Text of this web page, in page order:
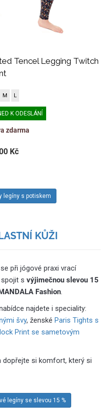
Tencel Legging Twitch
M L
K ODESLÁNÍ
zdarma
Kč
legíny s potiskem
KŮŽI
při jógové praxi vrací
s výjimečnou slevou 15
Fashion.
najdete i speciality:
švy, ženské Paris Tights s
Print se sametovým
dopřejte si komfort, který si
legíny se slevou 15 %